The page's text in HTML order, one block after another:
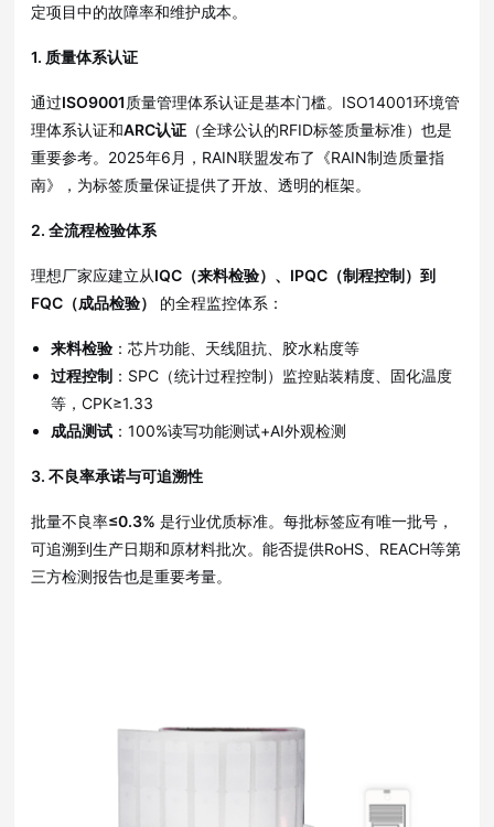
定项目中的故障率和维护成本。
1. 质量体系认证
通过ISO9001 质量管理体系认证是基本门槛。ISO14001环境管
理体系认证和ARC认证 （全球公认的RFID标签质量标准）也是
重要参考。2025年6月，RAIN联盟发布了《RAIN制造质量指
南》，为标签质量保证提供了开放、透明的框架。
2. 全流程检验体系
理想厂家应建立从IQC（来料检验）、IPQC（制程控制）到
FQC（成品检验）
的全程监控体系 ：
来料检验 ：芯片功能、天线阻抗、胶水粘度等
过程控制 ：SPC（统计过程控制）监控贴装精度、固化温度
等，CPK≥1.33
成品测试 ：100%读写功能测试+AI外观检测
3. 不良率承诺与可追溯性
批量不良率≤0.3% 是行业优质标准。每批标签应有唯一批号，
可追溯到生产日期和原材料批次。能否提供RoHS、REACH等第
三方检测报告也是重要考量。